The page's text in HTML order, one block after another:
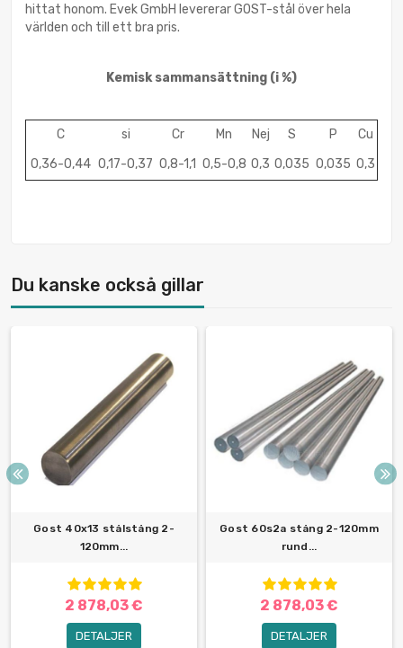
hittat honom. Evek GmbH levererar GOST-stål över hela
världen och till ett bra pris.
Kemisk sammansättning (i %)
C si Cr Mn Nej S P
Cu
0,36-0,44 0,17-0,37 0,8-1,1 0,5-0,8 0,3 0,035 0,035 0,3
Du kanske också gillar
Gost 40x13 stålstång 2-
120mm...
2 878,03 €
DETALJER
Gost 60s2a stång 2-120mm
rund...
2 878,03 €
DETALJER